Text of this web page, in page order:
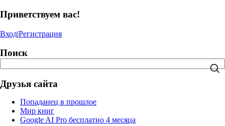
Приветствуем вас!
Вход|Регистрация
Поиск
Друзья сайта
Попаданец в прошлое
Мир книг
Google AI Pro бесплатно 4 месяца